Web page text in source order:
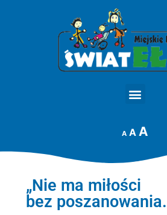
A A A
„Nie ma miłości
bez poszanowania.